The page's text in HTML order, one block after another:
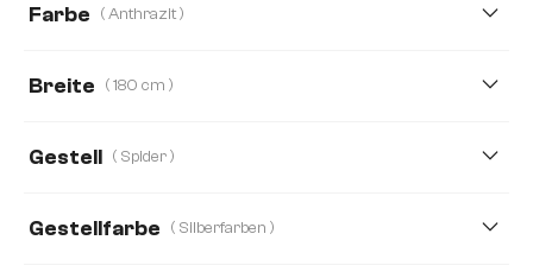
Farbe ( Anthrazit )
Breite ( 180 cm )
Gestell ( Spider )
Gestellfarbe ( Silberfarben )